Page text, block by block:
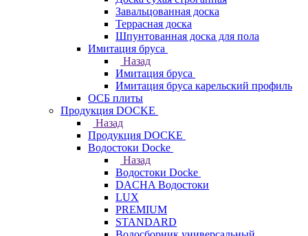
Завальцованная доска
Террасная доска
Шпунтованная доска для пола
Имитация бруса
Назад
Имитация бруса
Имитация бруса карельский профиль
ОСБ плиты
Продукция DOCKE
Назад
Продукция DOCKE
Водостоки Docke
Назад
Водостоки Docke
DACHA Водостоки
LUX
PREMIUM
STANDARD